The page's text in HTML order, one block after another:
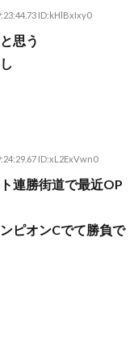
ID:kHlBxIxy0
思う
ID:xL2ExVwn0
連勝街道で最近OP
ピオンCでて勝負で